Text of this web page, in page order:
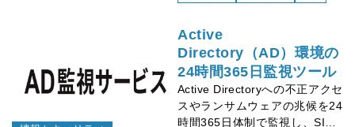
Active
Directory（AD）環境の
24時間365日監視ツール
Active Directoryへの不正アクセ
スやランサムウェアの兆候を24
時間365日体制で監視し、SIEM